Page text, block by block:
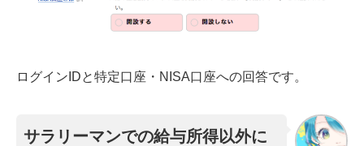
ログインIDと特定口座・NISA口座への回答です。
サラリーマンでの給与所得以外に